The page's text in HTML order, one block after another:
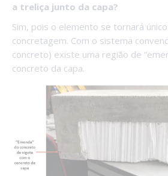
a treliça junto da capa?
Sim, pois o elemento se tornará
concretagem. Com o sistema
concreto) existe uma região de
concreto da capa.